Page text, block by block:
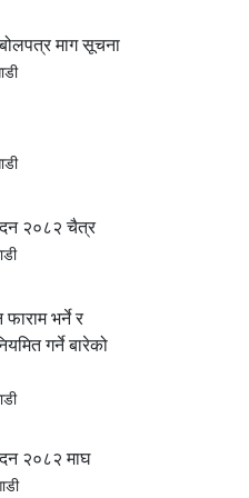
माग सूचना
२०८२ चैत्र
भर्ने र
गर्ने बारेको
२०८२ माघ